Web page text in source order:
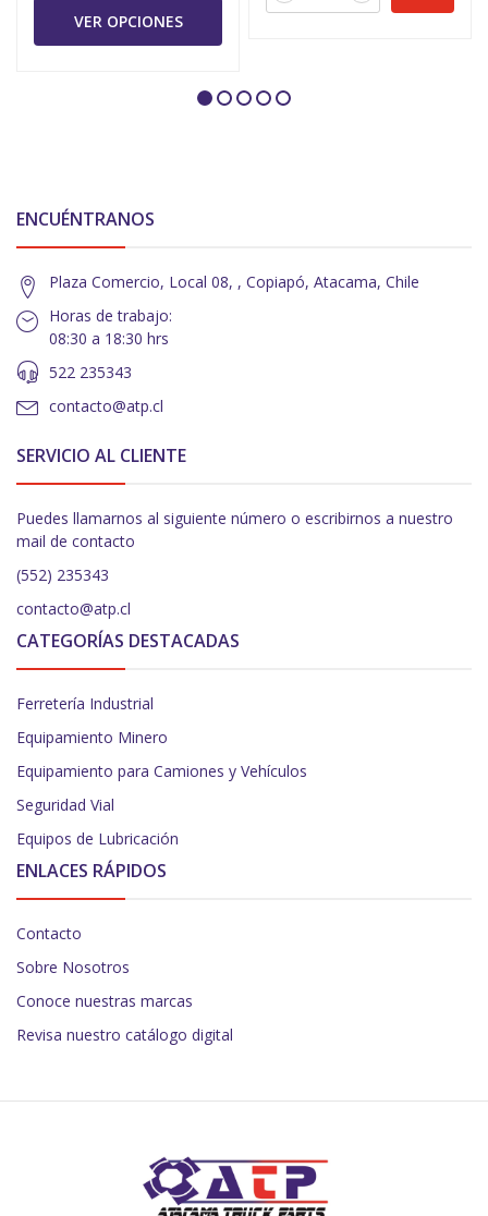
VER OPCIONES
ENCUÉNTRANOS
Plaza Comercio, Local 08, , Copiapó, Atacama, Chile
Horas de trabajo:
08:30 a 18:30 hrs
522 235343
contacto@atp.cl
SERVICIO AL CLIENTE
Puedes llamarnos al siguiente número o escribirnos a nuestro
mail de contacto
(552) 235343
contacto@atp.cl
CATEGORÍAS DESTACADAS
Ferretería Industrial
Equipamiento Minero
Equipamiento para Camiones y Vehículos
Seguridad Vial
Equipos de Lubricación
ENLACES RÁPIDOS
Contacto
Sobre Nosotros
Conoce nuestras marcas
Revisa nuestro catálogo digital